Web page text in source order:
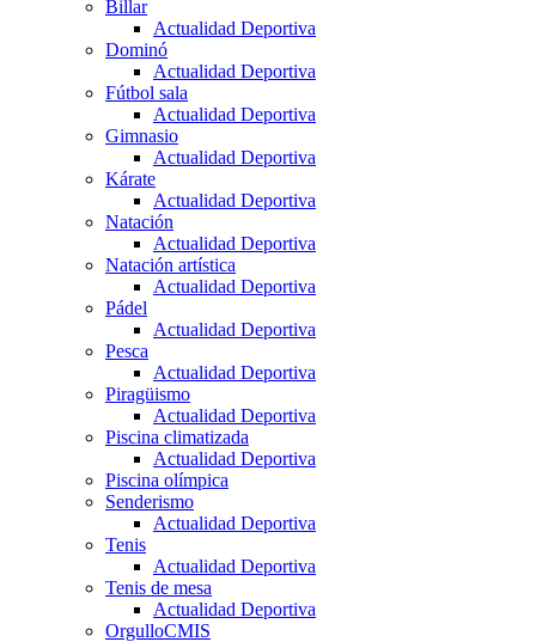
Billar
Actualidad Deportiva
Dominó
Actualidad Deportiva
Fútbol sala
Actualidad Deportiva
Gimnasio
Actualidad Deportiva
Kárate
Actualidad Deportiva
Natación
Actualidad Deportiva
Natación artística
Actualidad Deportiva
Pádel
Actualidad Deportiva
Pesca
Actualidad Deportiva
Piragüismo
Actualidad Deportiva
Piscina climatizada
Actualidad Deportiva
Piscina olímpica
Senderismo
Actualidad Deportiva
Tenis
Actualidad Deportiva
Tenis de mesa
Actualidad Deportiva
OrgulloCMIS